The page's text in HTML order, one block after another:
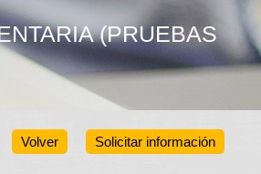
(PRUEBAS
Solicitar información
Volver